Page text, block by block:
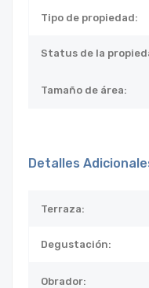
Tipo de propiedad:
Status de la
Tamaño de área:
Detalles
Terraza:
Degustación:
Obrador: